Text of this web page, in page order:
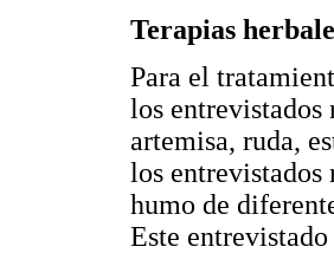
Terapias
Para el
los entrevistados
artemisa, ruda,
los entrevistados
humo de
Este